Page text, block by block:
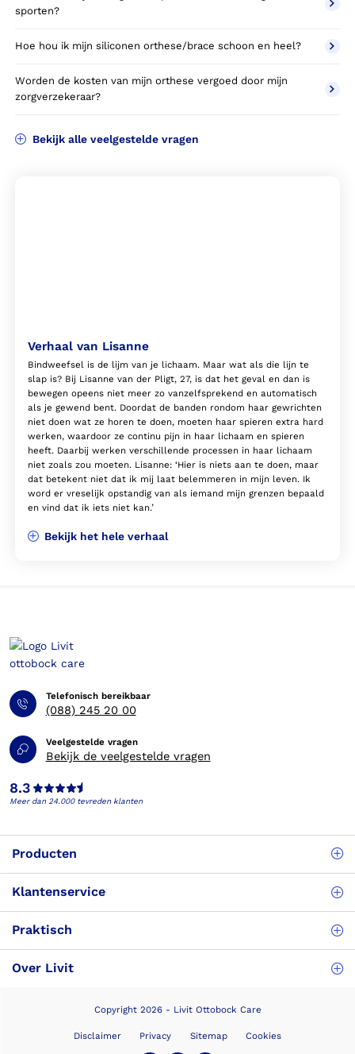
sporten?
Hoe hou ik mijn siliconen orthese/brace schoon en heel?
Worden de kosten van mijn orthese vergoed door mijn
zorgverzekeraar?
Bekijk alle veelgestelde vragen
Verhaal van Lisanne
Bindweefsel is de lijm van je lichaam. Maar wat als die lijn te
slap is? Bij Lisanne van der Pligt, 27, is dat het geval en dan is
bewegen opeens niet meer zo vanzelfsprekend en automatisch
als je gewend bent. Doordat de banden rondom haar gewrichten
niet doen wat ze horen te doen, moeten haar spieren extra hard
werken, waardoor ze continu pijn in haar lichaam en spieren
heeft. Daarbij werken verschillende processen in haar lichaam
niet zoals zou moeten. Lisanne: ‘Hier is niets aan te doen, maar
dat betekent niet dat ik mij laat belemmeren in mijn leven. Ik
word er vreselijk opstandig van als iemand mijn grenzen bepaald
en vind dat ik iets niet kan.’
Bekijk het hele verhaal
Telefonisch bereikbaar
(088) 245 20 00
Veelgestelde vragen
Bekijk de veelgestelde vragen
8.3
Meer dan 24.000 tevreden klanten
Producten
Klantenservice
Praktisch
Over Livit
Copyright 2026 - Livit Ottobock Care
Disclaimer Privacy Sitemap Cookies